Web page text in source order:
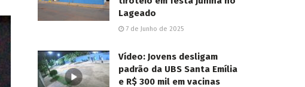
Lageado
7 de Junho de 2025
Vídeo: Jovens desligam
padrão da UBS Santa Emília
e R$ 300 mil em vacinas